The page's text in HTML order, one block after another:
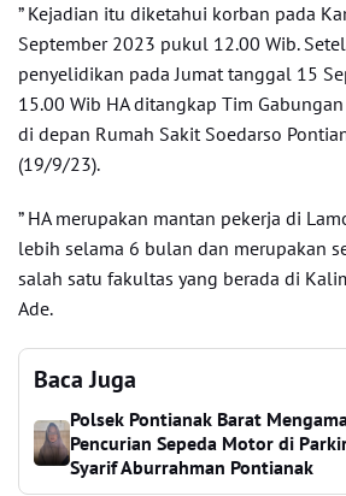
” Kejadian itu diketahui korban pada
September 2023 pukul 12.00 Wib.
penyelidikan pada Jumat tanggal 15
15.00 Wib HA ditangkap Tim Gabungan
di depan Rumah Sakit Soedarso
(19/9/23).
” HA merupakan mantan pekerja di
lebih selama 6 bulan dan merupakan
salah satu fakultas yang berada di
Ade.
Baca Juga
Polsek Pontianak Barat
Pencurian Sepeda Motor di
Syarif Aburrahman Pontianak